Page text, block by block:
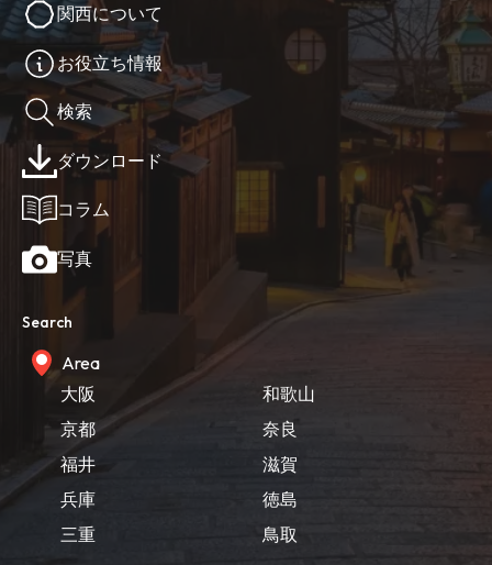
関西について
お役立ち情報
検索
ダウンロード
コラム
写真
Search
Area
大阪
京都
福井
兵庫
三重
和歌山
奈良
滋賀
徳島
鳥取